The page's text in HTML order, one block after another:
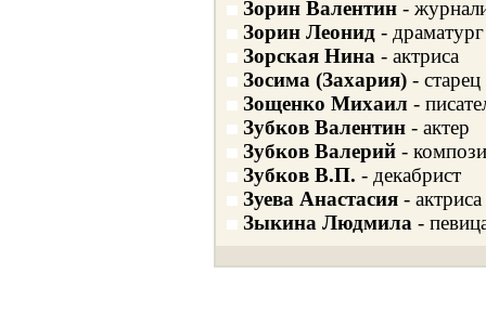
Зорин Валентин-
Зорин Леонид - драматург
Зорская Нина - актриса
Зосима (Захария)- старец
Зощенко Михаил -
Зубков Валентин- актер
Зубков Валерий-
Зубков В.П. - декабрист
Зуева Анастасия - актриса
Зыкина Людмила -